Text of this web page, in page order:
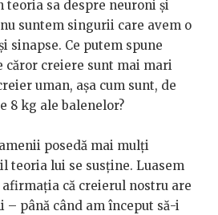
teoria sa despre neuroni și
suntem singurii care avem o
sinapse. Ce putem spune
căror creiere sunt mai mari
uman, așa cum sunt, de
8 kg ale balenelor?
posedă mai mulți
teoria lui se susține. Luasem
că creierul nostru are
până când am început să-i